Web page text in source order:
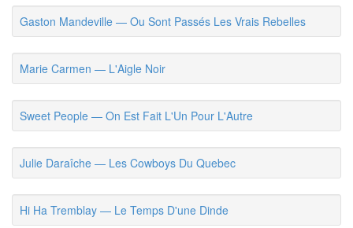
Gaston Mandeville — Ou Sont Passés Les Vrais Rebelles
Marie Carmen — L'Aigle Noir
Sweet People — On Est Fait L'Un Pour L'Autre
Julie Daraîche — Les Cowboys Du Quebec
Hi Ha Tremblay — Le Temps D'une Dinde